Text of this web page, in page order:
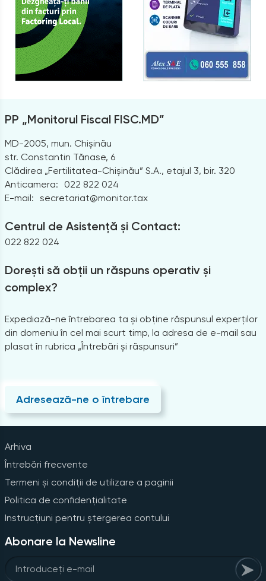
PP „Monitorul Fiscal FISC.MD”
MD-2005, mun. Chișinău
str. Constantin Tănase, 6
Clădirea „Fertilitatea-Chișinău” S.A., etajul 3, bir. 320
Anticamera:
022 822 024
E-mail: secretariat@monitor.tax
Centrul de Asistență și Contact:
022 822 024
Dorești să obții un răspuns operativ și
complex?
Expediază-ne întrebarea ta și obține răspunsul experților
din domeniu în cel mai scurt timp, la adresa de e-mail sau
plasat în rubrica „Întrebări și răspunsuri”
Adresează-ne o întrebare
Arhiva
Întrebări frecvente
Termeni și condiții de utilizare a paginii
Politica de confidențialitate
Instrucțiuni pentru ștergerea contului
Abonare la Newsline